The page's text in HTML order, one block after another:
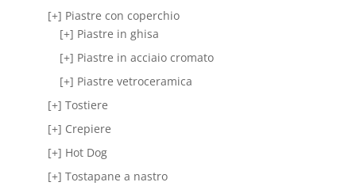
[+] Piastre con coperchio
[+] Piastre in ghisa
[+] Piastre in acciaio cromato
[+] Piastre vetroceramica
[+] Tostiere
[+] Crepiere
[+] Hot Dog
[+] Tostapane a nastro